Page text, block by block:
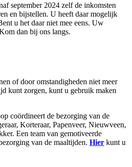
september 2024 zelf de inkomsten
en bijstellen. U heeft daar mogelijk
u het daar niet mee eens. Uw
dan bij ons langs.
of door omstandigheden niet meer
kunt zorgen, kunt u gebruik maken
coördineert de bezorging van de
Korteraar, Papenveer, Nieuwveen,
Een team van gemotiveerde
van de maaltijden. Hier kunt u